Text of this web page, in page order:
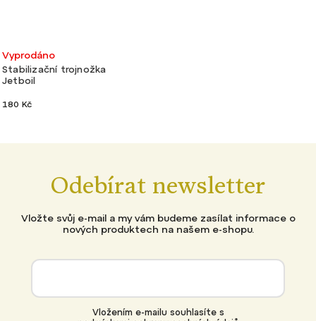
Lehké
Stabilizační trojnožka
Jetboil
Vyprodáno
180 Kč
Odebírat newsletter
Vložte svůj e-mail a my vám budeme zasílat informace o
nových produktech na našem e-shopu.